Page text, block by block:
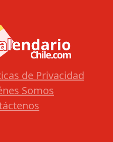
de Privacidad
Somos